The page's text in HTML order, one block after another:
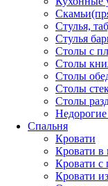
Стулья,
Стулья
Столы с
Столы
Столы
Столы
Столы
Недорогие
Спальня
Кровати
Кровати в
Кровати
Кровати